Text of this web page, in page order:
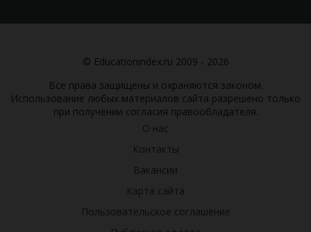
© Educationindex.ru 2009 - 2026
Все права защищены и охраняются законом.
Использование любых материалов сайта разрешено только
при получении согласия правообладателя.
О нас
Контакты
Вакансии
Карта сайта
Пользовательское соглашение